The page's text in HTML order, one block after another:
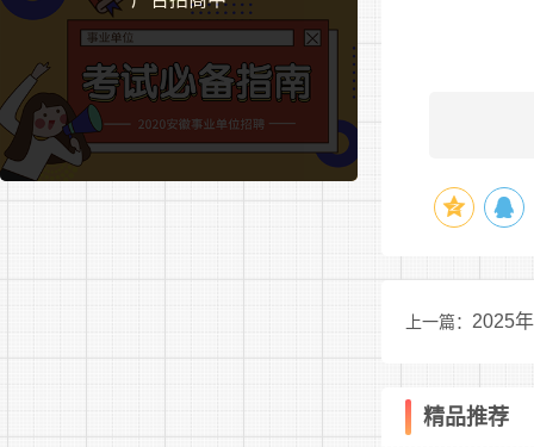
7.其他
三、招
(一)现
1.时
上一篇： 2025
精品推荐